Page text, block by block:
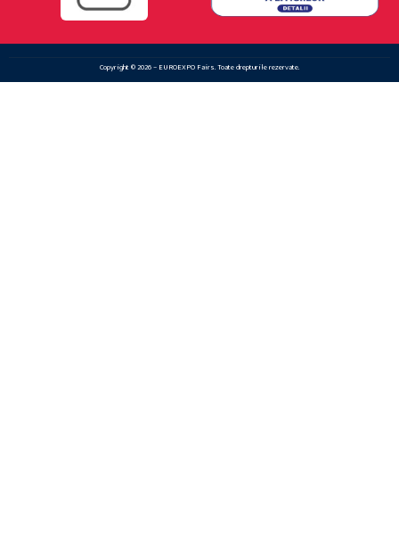
Copyright © 2026 – EUROEXPO Fairs. Toate drepturile rezervate.